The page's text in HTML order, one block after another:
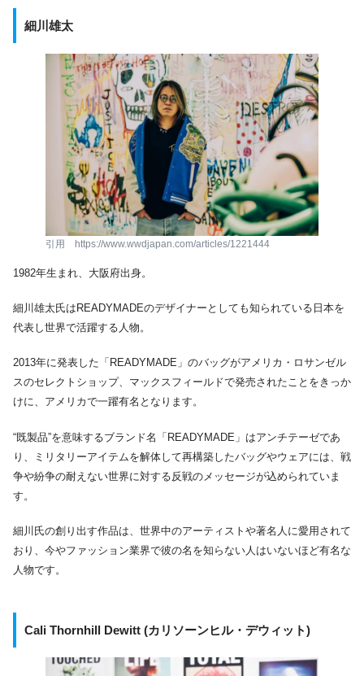
細川雄太
引用 https://www.wwdjapan.com/articles/1221444
1982年生まれ、大阪府出身。
細川雄太氏はREADYMADEのデザイナーとしても知られている日本を
代表し世界で活躍する人物。
2013年に発表した「READYMADE」のバッグがアメリカ・ロサンゼル
スのセレクトショップ、マックスフィールドで発売されたことをきっか
けに、アメリカで一躍有名となります。
“既製品”を意味するブランド名「READYMADE」はアンチテーゼであ
り、ミリタリーアイテムを解体して再構築したバッグやウェアには、戦
争や紛争の耐えない世界に対する反戦のメッセージが込められていま
す。
細川氏の創り出す作品は、世界中のアーティストや著名人に愛用されて
おり、今やファッション業界で彼の名を知らない人はいないほど有名な
人物です。
Cali Thornhill Dewitt (カリソーンヒル・デウィット)